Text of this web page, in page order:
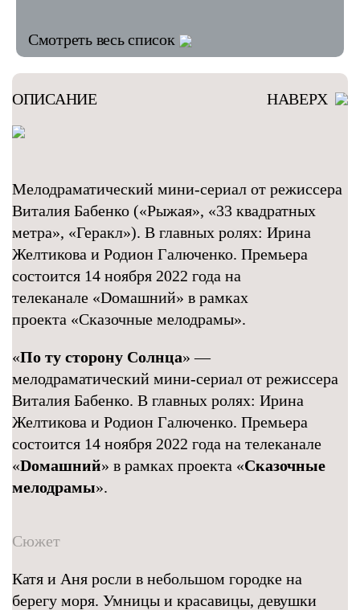
Смотреть весь список
ОПИСАНИЕ НАВЕРХ
Мелодраматический мини-сериал от режиссера
Виталия Бабенко («Рыжая», «33 квадратных
метра», «Геракл»). В главных ролях: Ирина
Желтикова и Родион Галюченко. Премьера
состоится 14 ноября 2022 года на
телеканале «Dомашний» в рамках
проекта «Сказочные мелодрамы».
«По ту сторону Солнца» —
мелодраматический мини-сериал от режиссера
Виталия Бабенко. В главных ролях: Ирина
Желтикова и Родион Галюченко. Премьера
состоится 14 ноября 2022 года на телеканале
«Dомашний» в рамках проекта «Сказочные
мелодрамы».
Сюжет
Катя и Аня росли в небольшом городке на
берегу моря. Умницы и красавицы, девушки